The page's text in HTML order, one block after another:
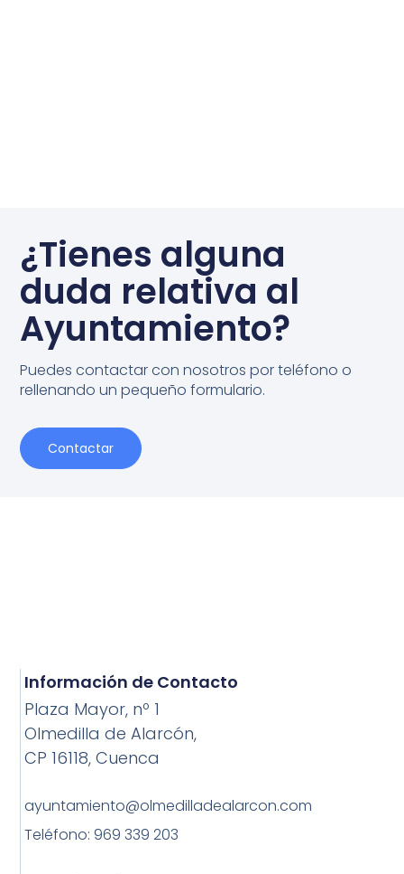
¿Tienes alguna
duda relativa al
Ayuntamiento?
Puedes contactar con nosotros por teléfono o
rellenando un pequeño formulario.
Contactar
Información de Contacto
Plaza Mayor, nº 1
Olmedilla de Alarcón,
CP 16118, Cuenca
ayuntamiento@olmedilladealarcon.com
Teléfono: 969 339 203